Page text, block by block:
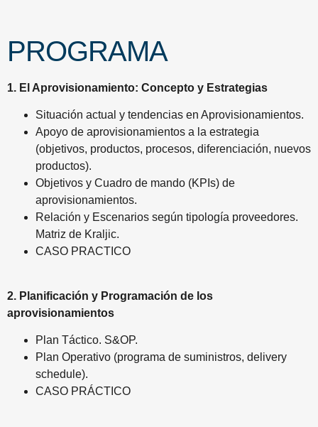
PROGRAMA
1. El Aprovisionamiento: Concepto y Estrategias
Situación actual y tendencias en Aprovisionamientos.
Apoyo de aprovisionamientos a la estrategia
(objetivos, productos, procesos, diferenciación, nuevos
productos).
Objetivos y Cuadro de mando (KPIs) de
aprovisionamientos.
Relación y Escenarios según tipología proveedores.
Matriz de Kraljic.
CASO PRACTICO
2. Planificación y Programación de los
aprovisionamientos
Plan Táctico. S&OP.
Plan Operativo (programa de suministros, delivery
schedule).
CASO PRÁCTICO